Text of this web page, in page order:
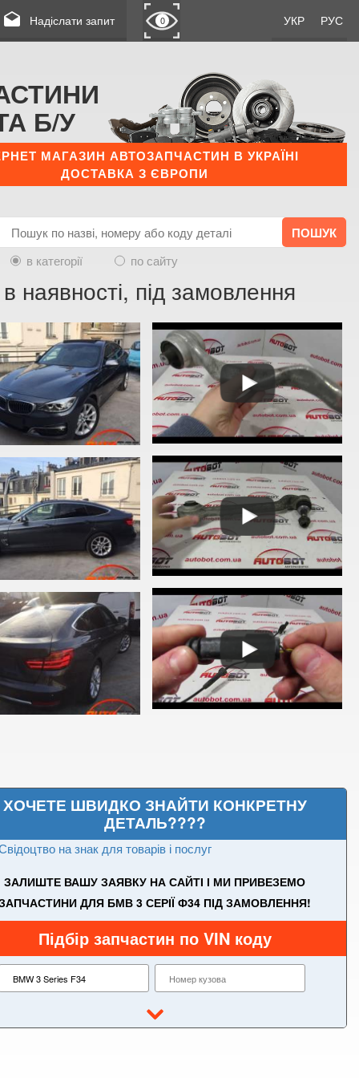
УКР РУС
drafts Надіслати запит 0
Б/У
МАГАЗИН АВТОЗАПЧАСТИН В УКРАЇНІ
ДОСТАВКА З ЄВРОПИ
в категорії
по сайту
наявності, під замовлення
3 Series E90, E91, E92, E93 M3 E90/E92/E93
ХОЧЕТЕ ШВИДКО ЗНАЙТИ КОНКРЕТНУ
ДЕТАЛЬ????
на знак для товарів і послуг
ЗАЛИШТЕ ВАШУ ЗАЯВКУ НА САЙТІ І МИ ПРИВЕЗЕМО
ДЛЯ БМВ 3 СЕРІЇ Ф34 ПІД ЗАМОВЛЕННЯ!
Підбір запчастин по VIN коду